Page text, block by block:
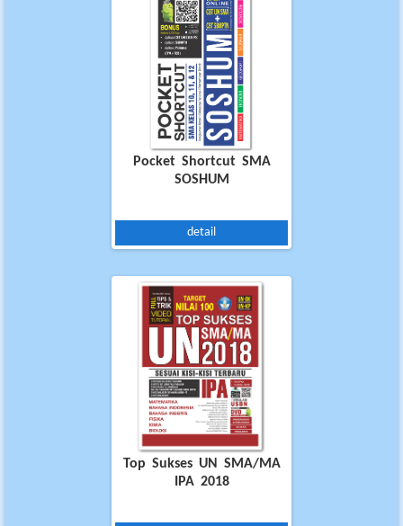
Pocket Shortcut SMA
SOSHUM
detail
Top Sukses UN SMA/MA
IPA 2018